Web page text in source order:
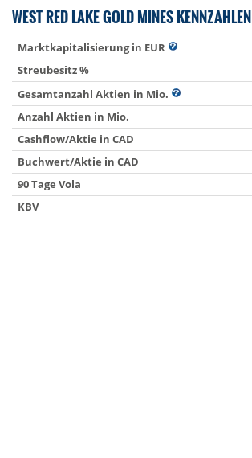
WEST RED LAKE GOLD MINES KENNZAHLEN
Marktkapitalisierung in EUR
Streubesitz %
Gesamtanzahl Aktien in Mio.
Anzahl Aktien in Mio.
Cashflow/Aktie in CAD
Buchwert/Aktie in CAD
90 Tage Vola
KBV